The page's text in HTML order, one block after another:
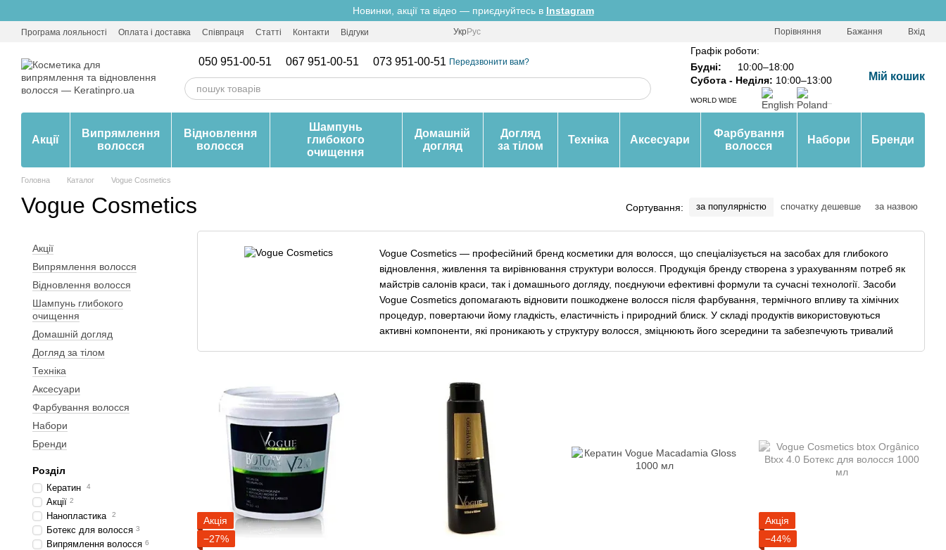
Новинки, акції та відео — приєднуйтесь в Instagram
Програма лояльності Оплата і доставка Співпраця Статті Контакти Відгуки УкрРус Порівняння Бажання Вхід
050 951-00-51 067 951-00-51 073 951-00-51 Передзвонити вам?
Графік роботи:
Будні:
10:00–18:00
Субота - Неділя: 10:00–13:00
WORLD WIDE
Мій кошик
Акції
Випрямлення
волосся
Відновлення
волосся
Шампунь
глибокого
очищення
Домашній
догляд
Догляд
за тілом
Техніка Аксесуари
Фарбування
волосся
Набори Бренди
Головна Каталог Vogue Cosmetics
Vogue Cosmetics Сортування: за популярністю спочатку дешевше за назвою
Vogue Cosmetics — професійний бренд косметики для волосся, що спеціалізується на засобах для глибокого
відновлення, живлення та вирівнювання структури волосся. Продукція бренду створена з урахуванням потреб як
майстрів салонів краси, так і домашнього догляду, поєднуючи ефективні формули та сучасні технології. Засоби
Vogue Cosmetics допомагають відновити пошкоджене волосся після фарбування, термічного впливу та хімічних
процедур, повертаючи йому гладкість, еластичність і природний блиск. У складі продуктів використовуються
активні компоненти, які проникають у структуру волосся, зміцнюють його зсередини та забезпечують тривалий
нашому магазині KeratinPro вже сьогодні та отримайте найкращий догляд для свого волосся саме зараз у
Акція
−27%
Акція
−44%
Акції
Випрямлення волосся
Відновлення волосся
Шампунь глибокого
очищення
Домашній догляд
Догляд за тілом
Техніка
Аксесуари
Фарбування волосся
Набори
Бренди
Розділ
Кератин 4
Акції 2
Нанопластика 2
Ботекс для волосся 3
Випрямлення волосся 6